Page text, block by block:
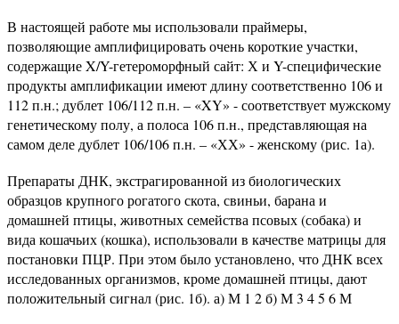
В настоящей работе мы использовали праймеры,
позволяющие амплифицировать очень короткие участки,
содержащие X/Y-гетероморфный сайт: Х и Y-специфические
продукты амплификации имеют длину соответственно 106 и
112 п.н.; дублет 106/112 п.н. – «XY» - соответствует мужскому
генетическому полу, а полоса 106 п.н., представляющая на
самом деле дублет 106/106 п.н. – «ХХ» - женскому (рис. 1а).
Препараты ДНК, экстрагированной из биологических
образцов крупного рогатого скота, свиньи, барана и
домашней птицы, животных семейства псовых (собака) и
вида кошачьих (кошка), использовали в качестве мат­рицы для
постановки ПЦР. При этом было установлено, что ДНК всех
исследованных организмов, кроме домашней птицы, дают
положительный сигнал (рис. 1б). а) М 1 2 б) М 3 4 5 6 М